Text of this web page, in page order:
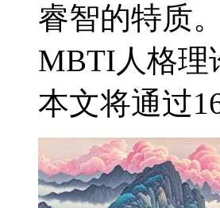
睿智的特质
MBTI人格理
本文将通过